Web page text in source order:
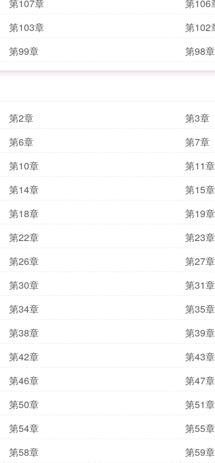
第107章 第106
第103章 第102
第99章 第98章
第2章 第3章
第6章 第7章
第10章 第11章
第14章 第15章
第18章 第19章
第22章 第23章
第26章 第27章
第30章 第31章
第34章 第35章
第38章 第39章
第42章 第43章
第46章 第47章
第50章 第51章
第54章 第55章
第58章 第59章